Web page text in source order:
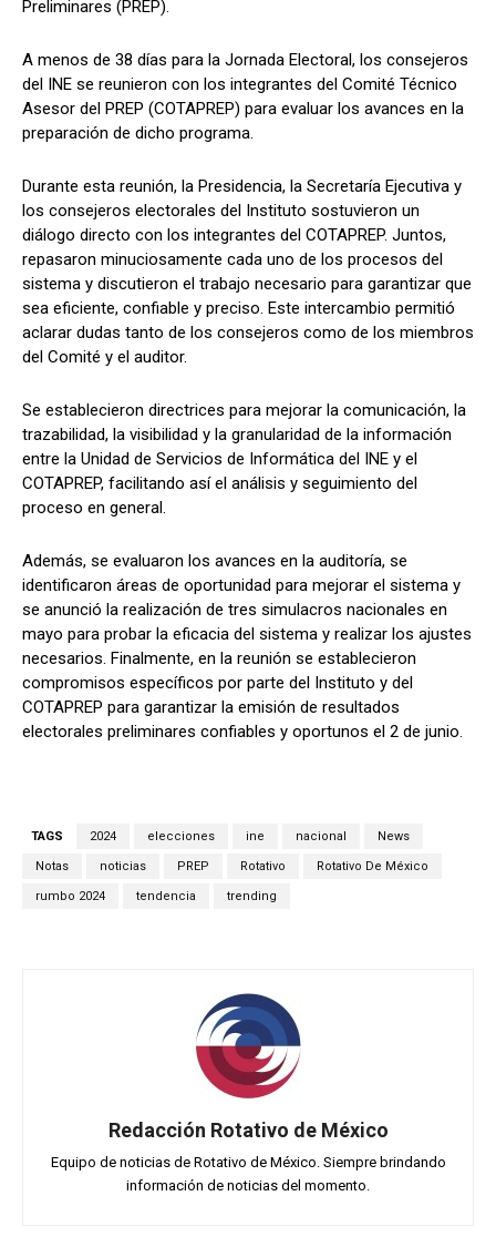
Preliminares (PREP).
A menos de 38 días para la Jornada Electoral, los consejeros
del INE se reunieron con los integrantes del Comité Técnico
Asesor del PREP (COTAPREP) para evaluar los avances en la
preparación de dicho programa.
Durante esta reunión, la Presidencia, la Secretaría Ejecutiva y
los consejeros electorales del Instituto sostuvieron un
diálogo directo con los integrantes del COTAPREP. Juntos,
repasaron minuciosamente cada uno de los procesos del
sistema y discutieron el trabajo necesario para garantizar que
sea eficiente, confiable y preciso. Este intercambio permitió
aclarar dudas tanto de los consejeros como de los miembros
del Comité y el auditor.
Se establecieron directrices para mejorar la comunicación, la
trazabilidad, la visibilidad y la granularidad de la información
entre la Unidad de Servicios de Informática del INE y el
COTAPREP, facilitando así el análisis y seguimiento del
proceso en general.
Además, se evaluaron los avances en la auditoría, se
identificaron áreas de oportunidad para mejorar el sistema y
se anunció la realización de tres simulacros nacionales en
mayo para probar la eficacia del sistema y realizar los ajustes
necesarios. Finalmente, en la reunión se establecieron
compromisos específicos por parte del Instituto y del
COTAPREP para garantizar la emisión de resultados
electorales preliminares confiables y oportunos el 2 de junio.
TAGS 2024 elecciones ine nacional News
Notas noticias PREP Rotativo Rotativo De México
rumbo 2024 tendencia trending
Redacción Rotativo de México
Equipo de noticias de Rotativo de México. Siempre brindando
información de noticias del momento.